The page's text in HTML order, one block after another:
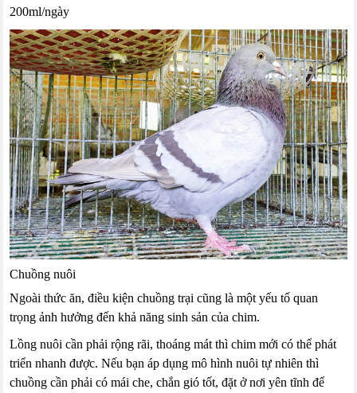
200ml/ngày
Chuồng nuôi
Ngoài thức ăn, điều kiện chuồng trại cũng là một yếu tố quan
trọng ảnh hưởng đến khả năng sinh sản của chim.
Lồng nuôi cần phải rộng rãi, thoáng mát thì chim mới có thể phát
triển nhanh được. Nếu bạn áp dụng mô hình nuôi tự nhiên thì
chuồng cần phải có mái che, chắn gió tốt, đặt ở nơi yên tĩnh để